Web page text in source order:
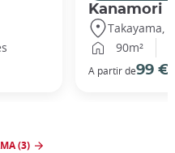
Kanamori
Takayama,
90m²
A partir de99 €
(3)